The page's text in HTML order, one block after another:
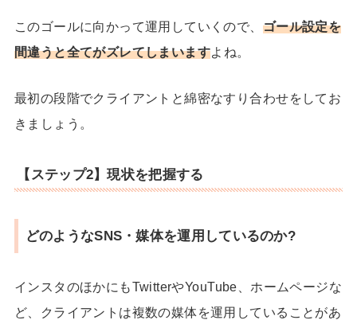
このゴールに向かって運用していくので、 ゴール設定を
間違うと全てがズレてしまいます よね。
最初の段階でクライアントと綿密なすり合わせをしてお
きましょう。
【ステップ2】現状を把握する
どのようなSNS・媒体を運用しているのか?
インスタのほかにもTwitterやYouTube、ホームページな
ど、クライアントは複数の媒体を運用していることがあ